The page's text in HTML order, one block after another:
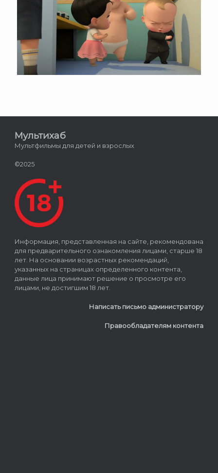
Мультихаб
Мультфильмы для детей и взрослых
©2025
Информация, представленная на сайте, рекомендована
для предварительного ознакомления лицами, старше 18
лет. На основании возрастных рекомендаций,
указанных на страницах определенного контента,
данные лица принимают решение о просмотре его
лицами, не достигшим 18 лет.
Написать письмо администратору
Правообладателям контента